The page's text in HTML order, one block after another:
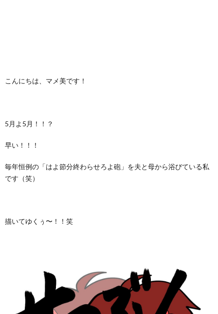
こんにちは、マメ美です！
5月よ5月！！？
早い！！！
毎年恒例の「はよ節分終わらせろよ砲」を夫と母から浴びている私
です（笑）
描いてゆくぅ〜！！笑